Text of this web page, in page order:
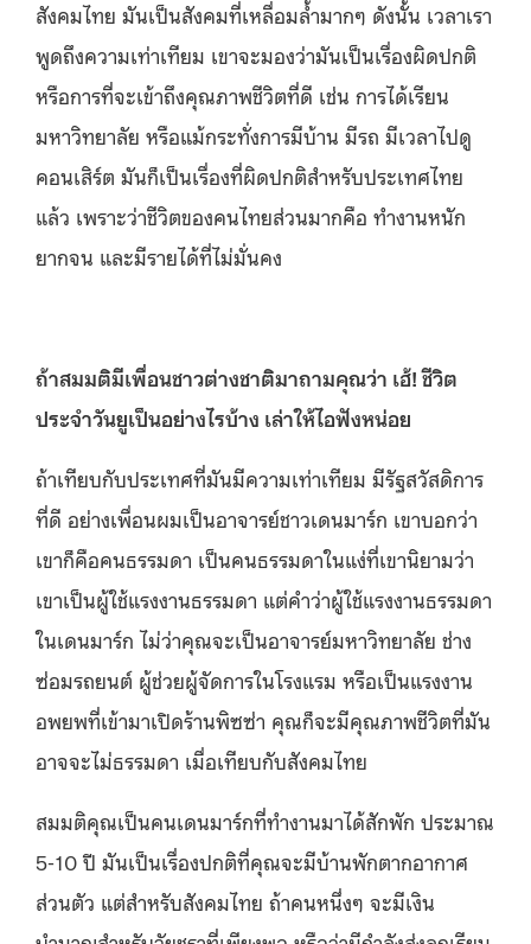
สังคมไทย มันเป็นสังคมที่เหลื่อมล้ำมากๆ ดังนั้น เวลาเรา
พูดถึงความเท่าเทียม เขาจะมองว่ามันเป็นเรื่องผิดปกติ
หรือการที่จะเข้าถึงคุณภาพชีวิตที่ดี เช่น การได้เรียน
มหาวิทยาลัย หรือแม้กระทั่งการมีบ้าน มีรถ มีเวลาไปดู
คอนเสิร์ต มันก็เป็นเรื่องที่ผิดปกติสำหรับประเทศไทย
แล้ว เพราะว่าชีวิตของคนไทยส่วนมากคือ ทํางานหนัก
ยากจน และมีรายได้ที่ไม่มั่นคง
ถ้าสมมติมีเพื่อนชาวต่างชาติมาถามคุณว่า เฮ้! ชีวิต
ประจำวันยูเป็นอย่างไรบ้าง เล่าให้ไอฟังหน่อย
ถ้าเทียบกับประเทศที่มันมีความเท่าเทียม มีรัฐสวัสดิการ
ที่ดี อย่างเพื่อนผมเป็นอาจารย์ชาวเดนมาร์ก เขาบอกว่า
เขาก็คือคนธรรมดา เป็นคนธรรมดาในแง่ที่เขานิยามว่า
เขาเป็นผู้ใช้แรงงานธรรมดา แต่คําว่าผู้ใช้แรงงานธรรมดา
ในเดนมาร์ก ไม่ว่าคุณจะเป็นอาจารย์มหาวิทยาลัย ช่าง
ซ่อมรถยนต์ ผู้ช่วยผู้จัดการในโรงแรม หรือเป็นแรงงาน
อพยพที่เข้ามาเปิดร้านพิซซ่า คุณก็จะมีคุณภาพชีวิตที่มัน
อาจจะไม่ธรรมดา เมื่อเทียบกับสังคมไทย
สมมติคุณเป็นคนเดนมาร์กที่ทำงานมาได้สักพัก ประมาณ
5-10 ปี มันเป็นเรื่องปกติที่คุณจะมีบ้านพักตากอากาศ
ส่วนตัว แต่สําหรับสังคมไทย ถ้าคนหนึ่งๆ จะมีเงิน